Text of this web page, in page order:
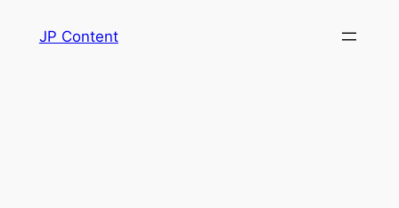
JP Content